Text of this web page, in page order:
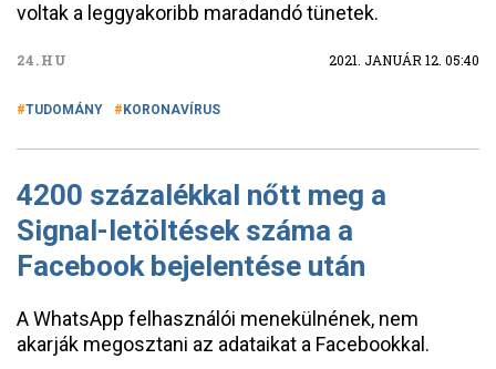
voltak a leggyakoribb maradandó tünetek.
24.HU 2021. JANUÁR 12. 05:40
TUDOMÁNY KORONAVÍRUS
4200 százalékkal nőtt meg a
Signal-letöltések száma a
Facebook bejelentése után
A WhatsApp felhasználói menekülnének, nem
akarják megosztani az adataikat a Facebookkal.